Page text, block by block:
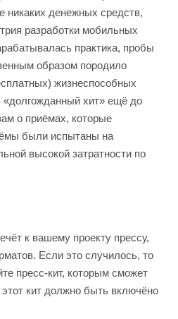
никаких денежных средств,
разработки мобильных
практика, пробы
образом породило
жизнеспособных
«долгожданный хит» ещё до
о приёмах, которые
были испытаны на
высокой затратности по
к вашему проекту прессу,
Если это случилось, то
пресс-кит, которым сможет
кит должно быть включёно